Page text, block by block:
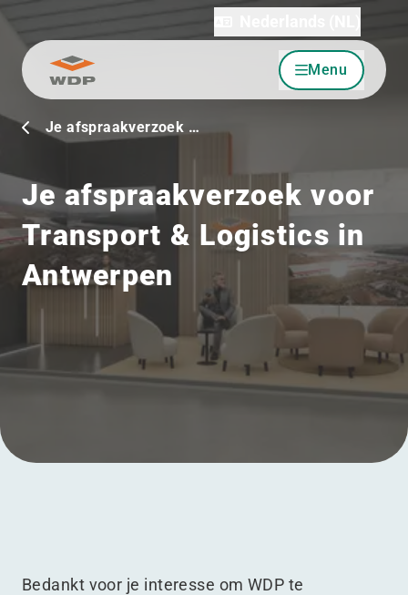
Ga naar inhoud Menu
Je afspraakverzoek …
Je afspraakverzoek voor
Transport & Logistics in
Antwerpen
Bedankt voor je interesse om WDP te